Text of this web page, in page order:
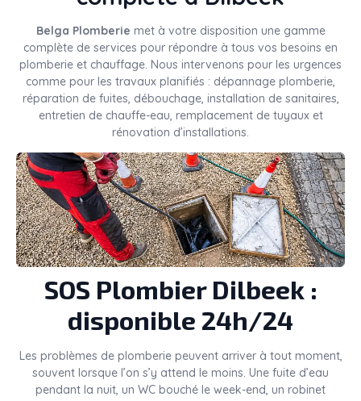
Belga Plomberie met à votre disposition une gamme
complète de services pour répondre à tous vos besoins en
plomberie et chauffage. Nous intervenons pour les urgences
comme pour les travaux planifiés : dépannage plomberie,
réparation de fuites, débouchage, installation de sanitaires,
entretien de chauffe-eau, remplacement de tuyaux et
rénovation d’installations.
SOS Plombier Dilbeek :
disponible 24h/24
Les problèmes de plomberie peuvent arriver à tout moment,
souvent lorsque l’on s’y attend le moins. Une fuite d’eau
pendant la nuit, un WC bouché le week-end, un robinet